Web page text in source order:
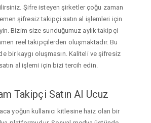
Şifre isteyen şirketler çoğu zaman
şifresiz takipçi satın al işlemleri için
Bizim size sunduğumuz aylık takipçi
reel takipçilerden oluşmaktadır. Bu
bir kaygı oluşmasın. Kaliteli ve şifresiz
al işlemi için bizi tercih edin.
Takipçi Satın Al Ucuz
yoğun kullanıcı kitlesine haiz olan bir